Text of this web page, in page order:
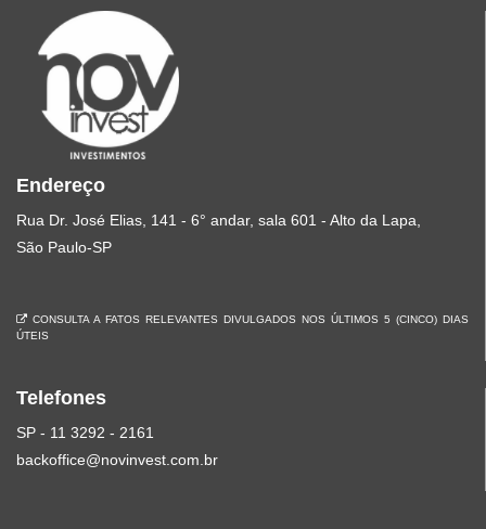
Endereço
Rua Dr. José Elias, 141 - 6° andar, sala 601 - Alto da Lapa,
São Paulo-SP
CONSULTA A FATOS RELEVANTES DIVULGADOS NOS ÚLTIMOS 5 (CINCO) DIAS
ÚTEIS
Telefones
SP - 11 3292 - 2161
backoffice@novinvest.com.br